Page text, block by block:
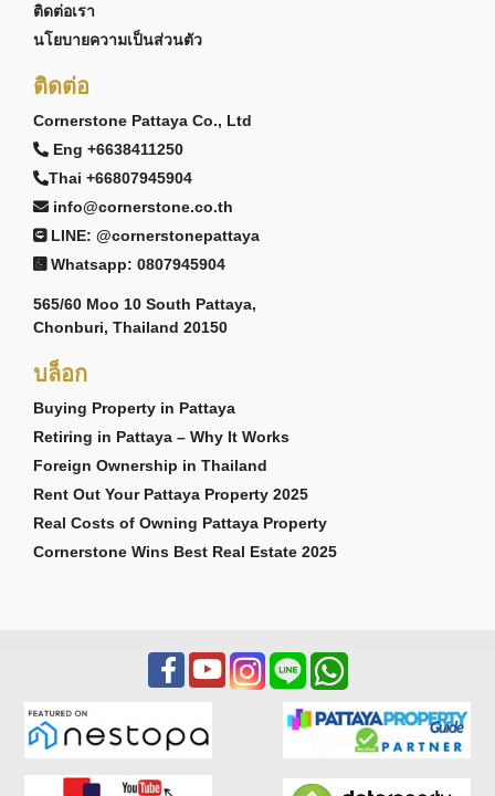
ติดต่อเรา
นโยบายความเป็นส่วนตัว
ติดต่อ
Cornerstone Pattaya Co., Ltd
Eng +6638411250
Thai +66807945904
info@cornerstone.co.th
LINE: @cornerstonepattaya
Whatsapp: 0807945904
565/60 Moo 10 South Pattaya,
Chonburi, Thailand 20150
บล็อก
Buying Property in Pattaya
Retiring in Pattaya – Why It Works
Foreign Ownership in Thailand
Rent Out Your Pattaya Property 2025
Real Costs of Owning Pattaya Property
Cornerstone Wins Best Real Estate 2025